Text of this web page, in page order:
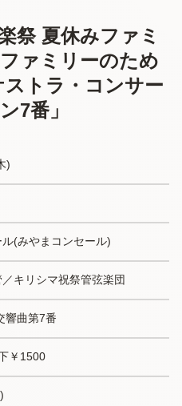
祭 夏休みファミ
ァミリーのため
トラ・コンサー
7番」
)
(みやまコンセール)
キリシマ祝祭管弦楽団
響曲第7番
￥1500